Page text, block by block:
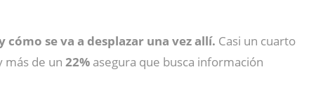
se va a desplazar una vez allí. Casi un cuarto
más de un 22% asegura que busca información